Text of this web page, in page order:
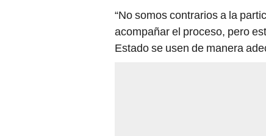
“No somos contrarios a la
acompañar el proceso, pero
Estado se usen de manera